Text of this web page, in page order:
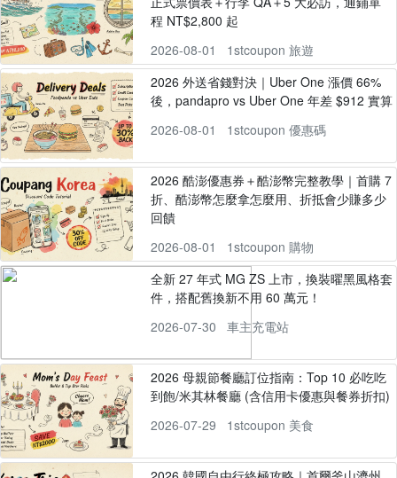
程 NT$2,800 起
2026-08-01
1stcoupon 旅遊
2026 外送省錢對決｜Uber One 漲價 66%
後，pandapro vs Uber One 年差 $912 實算
2026-08-01
1stcoupon 優惠碼
2026 酷澎優惠券＋酷澎幣完整教學｜首購 7
折、酷澎幣怎麼拿怎麼用、折抵會少賺多少
回饋
2026-08-01
1stcoupon 購物
全新 27 年式 MG ZS 上市，換裝曜黑風格套
件，搭配舊換新不用 60 萬元！
2026-07-30
車主充電站
2026 母親節餐廳訂位指南：Top 10 必吃吃
到飽/米其林餐廳 (含信用卡優惠與餐券折扣)
2026-07-29
1stcoupon 美食